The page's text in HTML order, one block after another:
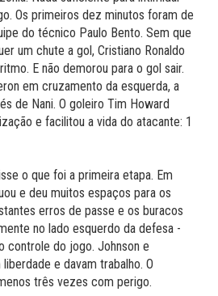
Os primeiros dez minutos foram de
do técnico Paulo Bento. Sem que
um chute a gol, Cristiano Ronaldo
E não demorou para o gol sair.
em cruzamento da esquerda, a
de Nani. O goleiro Tim Howard
e facilitou a vida do atacante: 1
o que foi a primeira etapa. Em
e deu muitos espaços para os
erros de passe e os buracos
no lado esquerdo da defesa -
controle do jogo. Johnson e
e davam trabalho. O
três vezes com perigo.